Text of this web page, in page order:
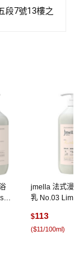
段7號13樓之
jmella 法式漫舞
乳 No.03 Lime
$113
($11/100ml)